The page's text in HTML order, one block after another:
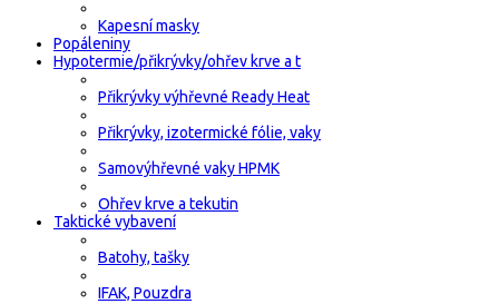
Kapesní masky
Popáleniny
Hypotermie/přikrývky/ohřev krve a t
Přikrývky výhřevné Ready Heat
Přikrývky, izotermické fólie, vaky
Samovýhřevné vaky HPMK
Ohřev krve a tekutin
Taktické vybavení
Batohy, tašky
IFAK, Pouzdra